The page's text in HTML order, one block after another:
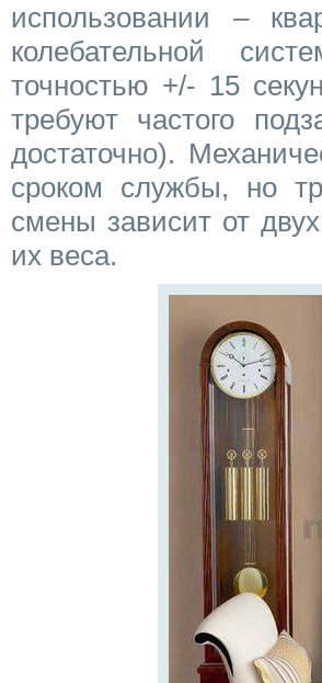
использовании –
колебательной
точностью +/- 15
требуют частого
достаточно).
сроком службы, но
смены зависит от
их веса.